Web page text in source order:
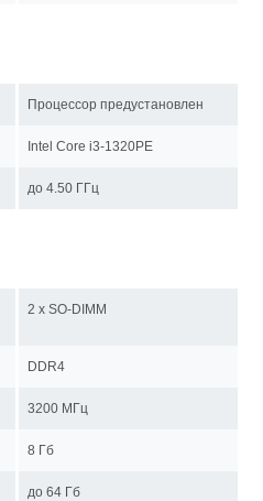
Процессор предустановлен
Intel Core i3-1320PE
до 4.50 ГГц
2 x SO-DIMM
DDR4
3200 МГц
8 Гб
до 64 Гб